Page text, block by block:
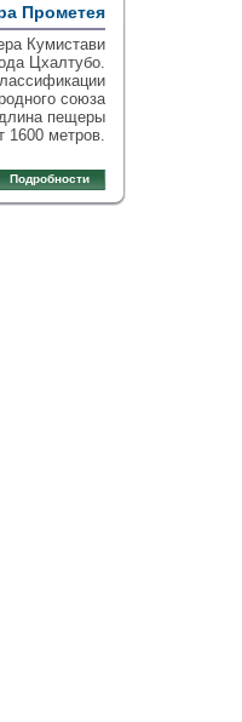
Прометея
Кумистави
Цхалтубо.
союза
пещеры
1600 метров.
Подробности